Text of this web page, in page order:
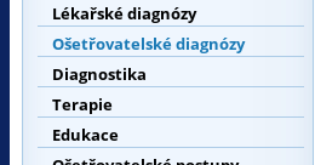
Lékařské diagnózy
Ošetřovatelské diagnózy
Diagnostika
Terapie
Edukace